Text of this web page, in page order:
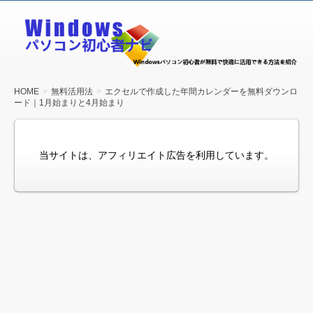
Windows
パソコン
HOME 無料活用法
エクセルで作成した年間カレンダーを無料ダウンロ
ード｜1月始まりと4月始まり
当サイトは、アフィリエイト広告を利用しています。